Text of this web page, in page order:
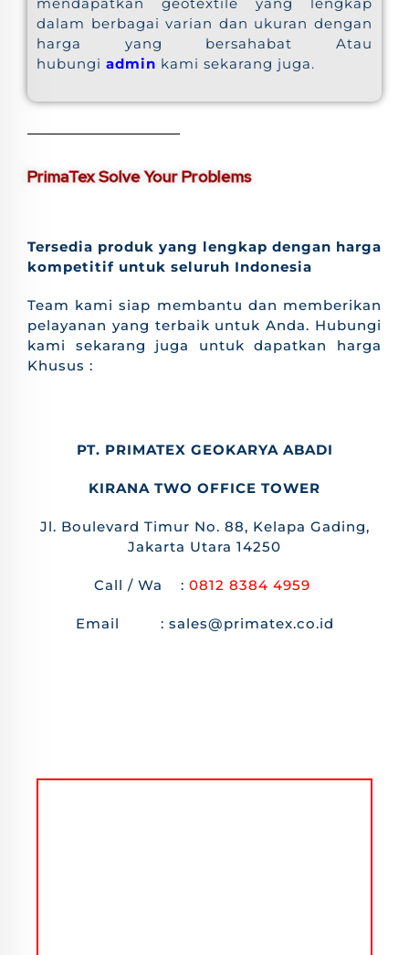
dalam berbagai varian dan ukuran dengan
harga yang bersahabat Atau
hubungi admin kami sekarang juga.
PrimaTex Solve Your Problems
Tersedia produk yang lengkap dengan harga
kompetitif untuk seluruh Indonesia
Team kami siap membantu dan memberikan
pelayanan yang terbaik untuk Anda. Hubungi
kami sekarang juga untuk dapatkan harga
Khusus :
PT. PRIMATEX GEOKARYA ABADI
KIRANA TWO OFFICE TOWER
Jl. Boulevard Timur No. 88, Kelapa Gading,
Jakarta Utara 14250
Call / Wa : 0812 8384 4959
Email : sales@primatex.co.id